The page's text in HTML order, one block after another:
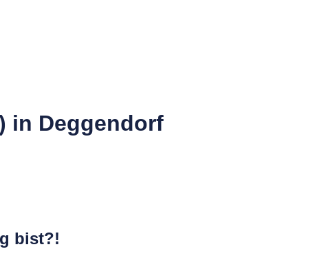
in Deggendorf
bist?!